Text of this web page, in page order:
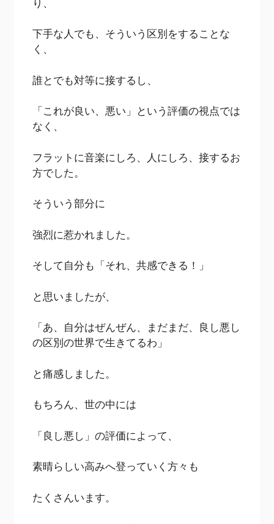
下手な人でも、そういう区別をすることな
く、
誰とでも対等に接するし、
「これが良い、悪い」という評価の視点では
なく、
フラットに音楽にしろ、人にしろ、接するお
方でした。
そういう部分に
強烈に惹かれました。
そして自分も「それ、共感できる！」
と思いましたが、
「あ、自分はぜんぜん、まだまだ、良し悪し
の区別の世界で生きてるわ」
と痛感しました。
もちろん、世の中には
「良し悪し」の評価によって、
素晴らしい高みへ登っていく方々も
たくさんいます。